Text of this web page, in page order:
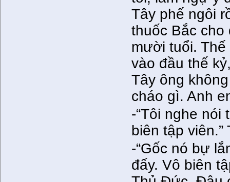
Tây phế ngôi
thuốc Bắc cho
mười tuổi.
vào đầu thế
Tây ông
cháo gì. Anh
-“Tôi nghe nói
biên tập
-“Gốc nó bự
đấy. Vô biên